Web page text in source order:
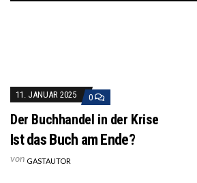
11. JANUAR 2025 0
Der Buchhandel in der Krise
Ist das Buch am Ende?
von GASTAUTOR